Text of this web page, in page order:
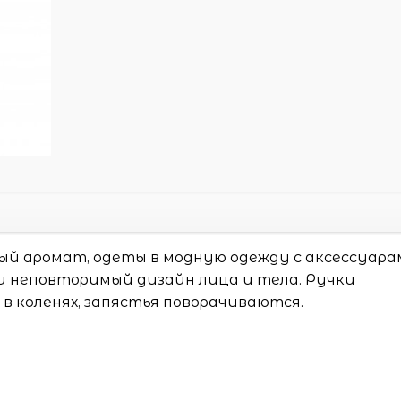
аромат, одеты в модную одежду с
дизайн лица и тела. Ручки
коленях, запястья поворачиваются.